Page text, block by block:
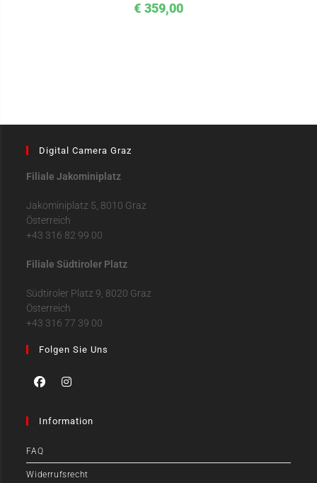
€ 359,00
Digital Camera Graz
Filiale Jakominiplatz
Jakominiplatz 5, 8010 Graz
Österreich
+43 316 82 99 00
Filiale Südtiroler Platz
Südtiroler Platz 9, 8020 Graz
Österreich
+43 316 77 39 00
Folgen Sie Uns
Information
FAQ
Widerrufsrecht